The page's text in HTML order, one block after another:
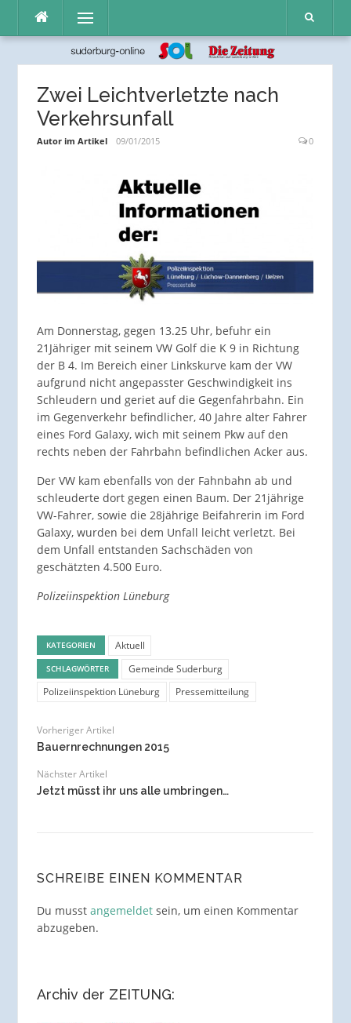
Inhalt
Menü
Zwei Leichtverletzte nach
Verkehrsunfall
Autor im Artikel 09/01/2015 0
Am Donnerstag, gegen 13.25 Uhr, befuhr ein
21Jähriger mit seinem VW Golf die K 9 in Richtung
der B 4. Im Bereich einer Linkskurve kam der VW
aufgrund nicht angepasster Geschwindigkeit ins
Schleudern und geriet auf die Gegenfahrbahn. Ein
im Gegenverkehr befindlicher, 40 Jahre alter Fahrer
eines Ford Galaxy, wich mit seinem Pkw auf den
rechts neben der Fahrbahn befindlichen Acker aus.
Der VW kam ebenfalls von der Fahnbahn ab und
schleuderte dort gegen einen Baum. Der 21jährige
VW-Fahrer, sowie die 28jährige Beifahrerin im Ford
Galaxy, wurden bei dem Unfall leicht verletzt. Bei
dem Unfall entstanden Sachschäden von
geschätzten 4.500 Euro.
Polizeiinspektion Lüneburg
KATEGORIEN Aktuell
SCHLAGWÖRTER
Gemeinde Suderburg
Polizeiinspektion Lüneburg
Pressemitteilung
Vorheriger Artikel
Bauernrechnungen 2015
Nächster Artikel
Jetzt müsst ihr uns alle umbringen…
SCHREIBE EINEN KOMMENTAR
Du musst angemeldetsein, um einen Kommentar
abzugeben.
Archiv der ZEITUNG: